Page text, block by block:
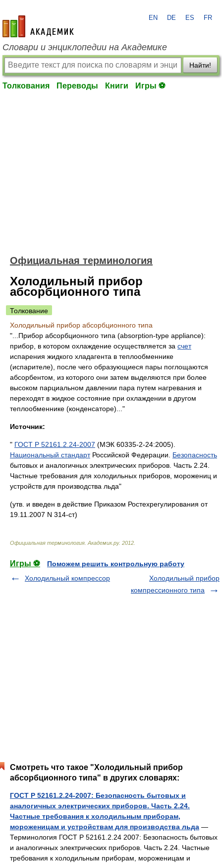
academic.ru
EN DE ES FR
Словари и энциклопедии на Академике
Найти!
Толкования Переводы Книги Игры ⚽
Официальная терминология
Холодильный прибор
абсорбционного типа
Толкование
Холодильный прибор абсорбционного типа
"...Прибор абсорбционного типа (absorption-type appliance):
прибор, в котором охлаждение осуществляется за счет
испарения жидкого хладагента в теплообменнике
(испарителе), после чего образующиеся пары поглощаются
абсорбентом, из которого они затем выделяются при более
высоком парциальном давлении пара путем нагревания и
переходят в жидкое состояние при охлаждении в другом
теплообменнике (конденсаторе)..."
Источник:
" ГОСТ Р 52161.2.24-2007 (МЭК 60335-2-24:2005).
Национальный стандартРоссийской Федерации. Безопасность
бытовых и аналогичных электрических приборов. Часть 2.24.
Частные требования для холодильных приборов, морожениц и
устройств для производства льда"
(утв. и введен в действие Приказом Ростехрегулирования от
19.11.2007 N 314-ст)
Официальная терминология Академик.ру. 2012
Игры ⚽
Поможем решить контрольную работу
Холодильный компрессор
Холодильный прибор
компрессионного типа
Смотреть что такое "Холодильный прибор
абсорбционного типа" в других словарях:
ГОСТ Р 52161.2.24-2007: Безопасность бытовых и
аналогичных электрических приборов. Часть 2.24.
Частные требования к холодильным приборам,
мороженицам и устройствам для производства льда —
Терминология ГОСТ Р 52161.2.24 2007: Безопасность бытовых
и аналогичных электрических приборов. Часть 2.24. Частные
требования к холодильным приборам, мороженицам и